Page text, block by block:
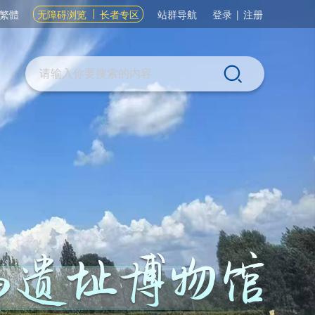
繁體 无障碍浏览 长者专区 站群导航 登录 | 注册